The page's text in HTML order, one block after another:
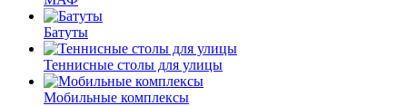
Батуты
Теннисные столы для улицы
Мобильные комплексы